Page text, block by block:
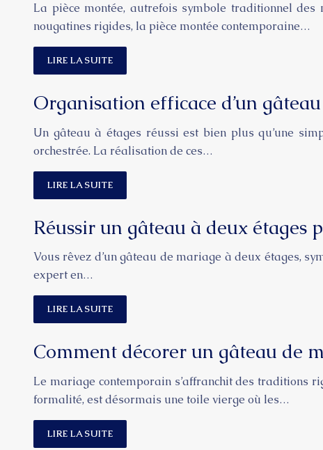
La pièce montée, autrefois symbole traditionnel
nougatines rigides, la pièce montée contemporaine…
LIRE LA SUITE
Organisation efficace d’un
Un gâteau à étages réussi est bien plus qu’une
orchestrée. La réalisation de ces…
LIRE LA SUITE
Réussir un gâteau à deux étages
Vous rêvez d’un gâteau de mariage à deux étages,
expert en…
LIRE LA SUITE
Comment décorer un gâteau de
Le mariage contemporain s’affranchit des traditions
formalité, est désormais une toile vierge où les…
LIRE LA SUITE